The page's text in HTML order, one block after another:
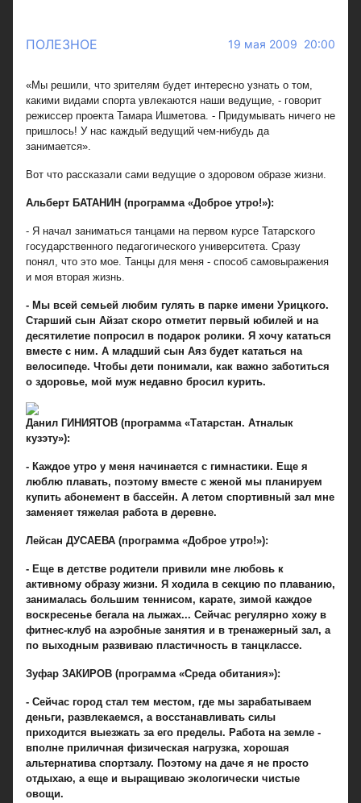
ПОЛЕЗНОЕ 19 мая 2009 20:00
«Мы решили, что зрителям будет интересно узнать о том,
какими видами спорта увлекаются наши ведущие, - говорит
режиссер проекта Тамара Ишметова. - Придумывать ничего не
пришлось! У нас каждый ведущий чем-нибудь да
занимается».
Вот что рассказали сами ведущие о здоровом образе жизни.
Альберт БАТАНИН (программа «Доброе утро!»):
- Я начал заниматься танцами на первом курсе Татарского
государственного педагогического университета. Сразу
понял, что это мое. Танцы для меня - способ самовыражения
и моя вторая жизнь.
- Мы всей семьей любим гулять в парке имени Урицкого.
Старший сын Айзат скоро отметит первый юбилей и на
десятилетие попросил в подарок ролики. Я хочу кататься
вместе с ним. А младший сын Аяз будет кататься на
велосипеде. Чтобы дети понимали, как важно заботиться
о здоровье, мой муж недавно бросил курить.
Данил ГИНИЯТОВ (программа «Татарстан. Атналык
кузэту»):
- Каждое утро у меня начинается с гимнастики. Еще я
люблю плавать, поэтому вместе с женой мы планируем
купить абонемент в бассейн. А летом спортивный зал мне
заменяет тяжелая работа в деревне.
Лейсан ДУСАЕВА (программа «Доброе утро!»):
- Еще в детстве родители привили мне любовь к
активному образу жизни. Я ходила в секцию по плаванию,
занималась большим теннисом, карате, зимой каждое
воскресенье бегала на лыжах... Сейчас регулярно хожу в
фитнес-клуб на аэробные занятия и в тренажерный зал, а
по выходным развиваю пластичность в танцклассе.
Зуфар ЗАКИРОВ (программа «Среда обитания»):
- Сейчас город стал тем местом, где мы зарабатываем
деньги, развлекаемся, а восстанавливать силы
приходится выезжать за его пределы. Работа на земле -
вполне приличная физическая нагрузка, хорошая
альтернатива спортзалу. Поэтому на даче я не просто
отдыхаю, а еще и выращиваю экологически чистые
овощи.